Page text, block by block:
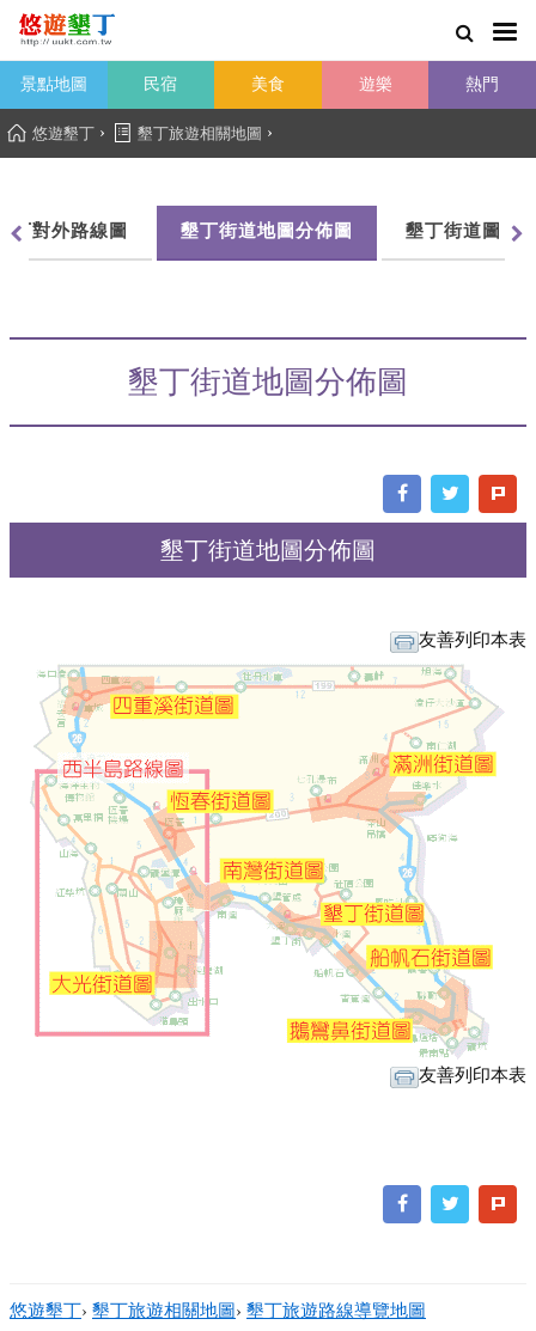
景點地圖 民宿 美食 遊樂 熱門
悠遊墾丁 › 墾丁旅遊相關地圖 ›
丁對外路線圖 墾丁街道地圖分佈圖 墾丁街道圖
墾丁街道地圖分佈圖
墾丁街道地圖分佈圖
友善列印本表
友善列印本表
悠遊墾丁› 墾丁旅遊相關地圖› 墾丁旅遊路線導覽地圖